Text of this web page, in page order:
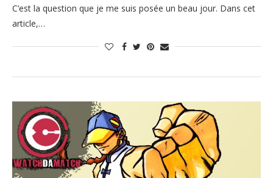
C’est la question que je me suis posée un beau jour. Dans cet
article,…